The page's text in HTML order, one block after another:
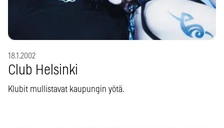
18.1.2002
Club Helsinki
Klubit mullistavat kaupungin yötä.